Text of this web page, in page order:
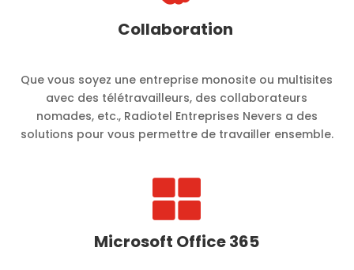
Collaboration
Que vous soyez une entreprise monosite ou multisites
avec des télétravailleurs, des collaborateurs
nomades, etc., Radiotel Entreprises Nevers a des
solutions pour vous permettre de travailler ensemble.

Microsoft Office 365